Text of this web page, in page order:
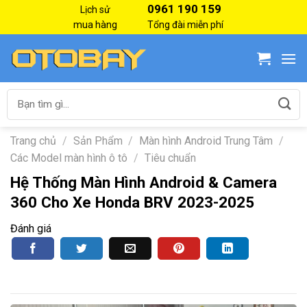
Lịch sử
mua hàng
0961 190 159
Tổng đài miễn phí
Tìm
Trang chủ / Sản Phẩm / Màn hình Android Trung Tâm /
Các Model màn hình ô tô / Tiêu chuẩn
Hệ Thống Màn Hình Android & Camera
360 Cho Xe Honda BRV 2023-2025
Đánh giá